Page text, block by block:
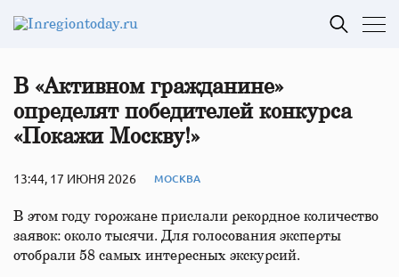
В «Активном гражданине»
определят победителей конкурса
«Покажи Москву!»
13:44, 17 ИЮНЯ 2026 МОСКВА
В этом году горожане прислали рекордное количество
заявок: около тысячи. Для голосования эксперты
отобрали 58 самых интересных экскурсий.